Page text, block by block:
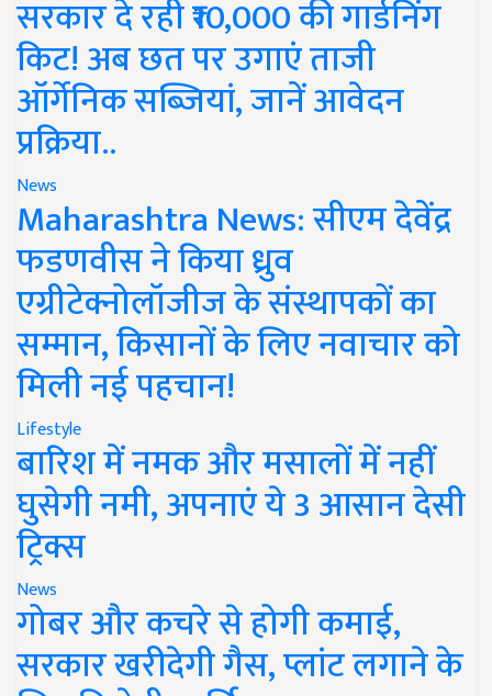
सरकार दे रही ₹10,000 की गार्डनिंग
किट! अब छत पर उगाएं ताजी
ऑर्गेनिक सब्जियां, जानें आवेदन
प्रक्रिया..
News
Maharashtra News: सीएम देवेंद्र
फडणवीस ने किया ध्रुव
एग्रीटेक्नोलॉजीज के संस्थापकों का
सम्मान, किसानों के लिए नवाचार को
मिली नई पहचान!
Lifestyle
बारिश में नमक और मसालों में नहीं
घुसेगी नमी, अपनाएं ये 3 आसान देसी
ट्रिक्स
News
गोबर और कचरे से होगी कमाई,
सरकार खरीदेगी गैस, प्लांट लगाने के